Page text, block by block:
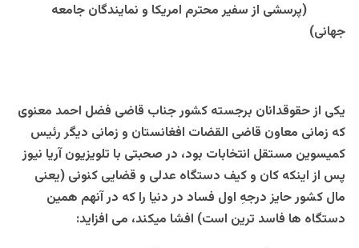
(پرسشی از سفیر محترم امریکا و نمایندگان جامعه
جهانی)
یکی از حقوقدانان برجسته کشور جناب قاضی فضل احمد معنوی
که زمانی معاون قاضی القضات افغانستان و زمانی دیگر رئیس
کمیسوین مستقل انتخابات بود، در صحبتی با تلویزیون آریا نیوز
پس از اینکه کان و کیف دستگاه عدلی و قضایی کنونی (یعنی
مال کشور حایز درجهِ اول فساد در دنیا را که در آنهم همین
دستگاه ها فاسد ترین است) افشا میکند، می افزاید: